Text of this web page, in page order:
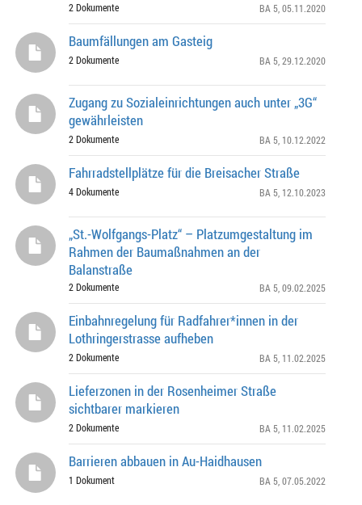
2 Dokumente BA 5 , 05.11.2020
Baumfällungen am Gasteig
2 Dokumente BA 5 , 29.12.2020
Zugang zu Sozialeinrichtungen auch unter „3G“
gewährleisten
2 Dokumente BA 5 , 10.12.2022
Fahrradstellplätze für die Breisacher Straße
4 Dokumente BA 5 , 12.10.2023
„St.-Wolfgangs-Platz“ – Platzumgestaltung im
Rahmen der Baumaßnahmen an der
Balanstraße
2 Dokumente BA 5 , 09.02.2025
Einbahnregelung für Radfahrer*innen in der
Lothringerstrasse aufheben
2 Dokumente BA 5 , 11.02.2025
Lieferzonen in der Rosenheimer Straße
sichtbarer markieren
2 Dokumente BA 5 , 11.02.2025
Barrieren abbauen in Au-Haidhausen
1 Dokument BA 5 , 07.05.2022